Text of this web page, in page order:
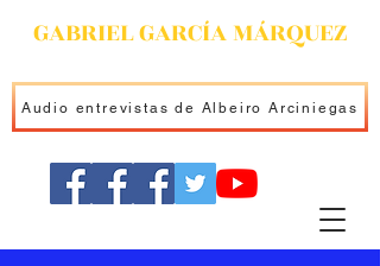
GABRIEL GARCÍA MÁRQUEZ
Audio entrevistas de Albeiro Arciniegas